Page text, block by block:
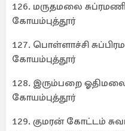
126. மருதமலை
கோயம்புத்தூர்
127. பொள்ளாச்சி
கோயம்புத்தூர்
128. இரும்பறை
கோயம்புத்தூர்
129. குமரன் கோட்டம்